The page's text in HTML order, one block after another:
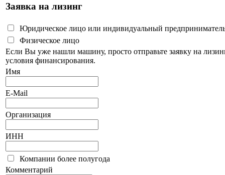
Заявка на лизинг
Юридическое лицо или индивидуальный
Физическое лицо
Если Вы уже нашли машину, просто отправьте заявку на
условия финансирования.
Имя
E-Mail
Организация
ИНН
Компании более полугода
Комментарий